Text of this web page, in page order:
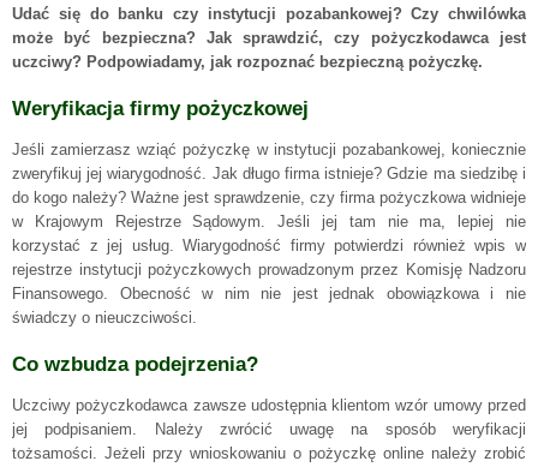
Udać się do banku czy instytucji pozabankowej? Czy chwilówka
może być bezpieczna? Jak sprawdzić, czy pożyczkodawca jest
uczciwy? Podpowiadamy, jak rozpoznać bezpieczną pożyczkę.
Weryfikacja firmy pożyczkowej
Jeśli zamierzasz wziąć pożyczkę w instytucji pozabankowej, koniecznie
zweryfikuj jej wiarygodność. Jak długo firma istnieje? Gdzie ma siedzibę i
do kogo należy? Ważne jest sprawdzenie, czy firma pożyczkowa widnieje
w Krajowym Rejestrze Sądowym. Jeśli jej tam nie ma, lepiej nie
korzystać z jej usług. Wiarygodność firmy potwierdzi również wpis w
rejestrze instytucji pożyczkowych prowadzonym przez Komisję Nadzoru
Finansowego. Obecność w nim nie jest jednak obowiązkowa i nie
świadczy o nieuczciwości.
Co wzbudza podejrzenia?
Uczciwy pożyczkodawca zawsze udostępnia klientom wzór umowy przed
jej podpisaniem. Należy zwrócić uwagę na sposób weryfikacji
tożsamości. Jeżeli przy wnioskowaniu o pożyczkę online należy zrobić